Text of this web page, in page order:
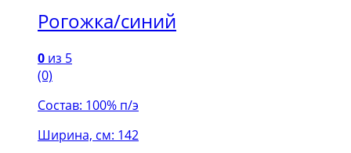
Рогожка/синий
0 из 5
(0)
Состав: 100% п/э
Ширина, см: 142